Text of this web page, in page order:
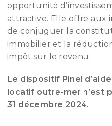
opportunité
attractive. Elle offre aux
de conjuguer la
immobilier et la
impôt sur le revenu.
Le dispositif Pinel
locatif outre-mer n’est
31 décembre 2024.